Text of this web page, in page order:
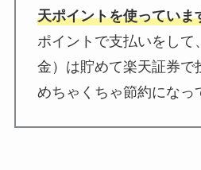
天ポイントを使っていま
ポイントで支払いをして
金）は貯めて楽天証券で
めちゃくちゃ節約になっ